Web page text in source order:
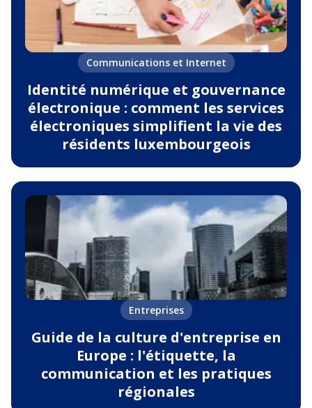
Communications et Internet
Identité numérique et gouvernance
électronique : comment les services
électroniques simplifient la vie des
résidents luxembourgeois
Entreprises
Guide de la culture d'entreprise en
Europe : l'étiquette, la
communication et les pratiques
régionales